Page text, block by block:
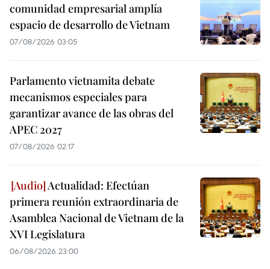
comunidad empresarial amplía
espacio de desarrollo de Vietnam
07/08/2026 03:05
Parlamento vietnamita debate
mecanismos especiales para
garantizar avance de las obras del
APEC 2027
07/08/2026 02:17
Actualidad: Efectúan
primera reunión extraordinaria de
Asamblea Nacional de Vietnam de la
XVI Legislatura
06/08/2026 23:00